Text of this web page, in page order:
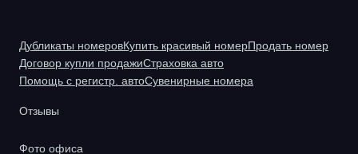
Дубликаты номеровКупить красивый номерПродать номер
Договор купли продажиСтраховка авто
Помощь с регистр. автоСувенирные номера
Отзывы
Фото офиса